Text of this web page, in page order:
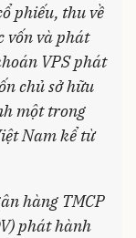
phiếu, thu về
vốn và phát
VPS phát
chủ sở hữu
một trong
Nam kể từ
hàng TMCP
phát hành